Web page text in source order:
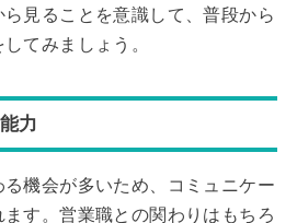
見ることを意識して、普段から
てみましょう。
力
機会が多いため、コミュニケー
す。営業職との関わりはもちろ